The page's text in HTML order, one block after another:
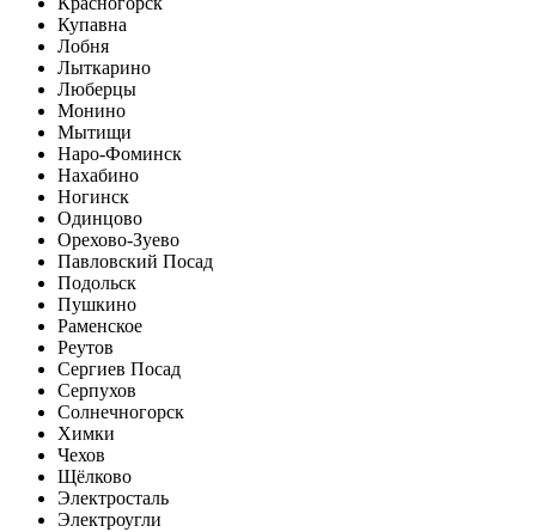
Купавна
Лобня
Лыткарино
Люберцы
Монино
Мытищи
Наро-Фоминск
Нахабино
Ногинск
Одинцово
Орехово-Зуево
Павловский Посад
Подольск
Пушкино
Раменское
Реутов
Сергиев Посад
Серпухов
Солнечногорск
Химки
Чехов
Щёлково
Электросталь
Электроугли